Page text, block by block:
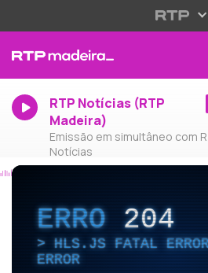
RTP Notícias (RTP
Madeira)
Emissão em simultâneo com
Notícias
ERRO204
HLS.JS FATAL
ERROR